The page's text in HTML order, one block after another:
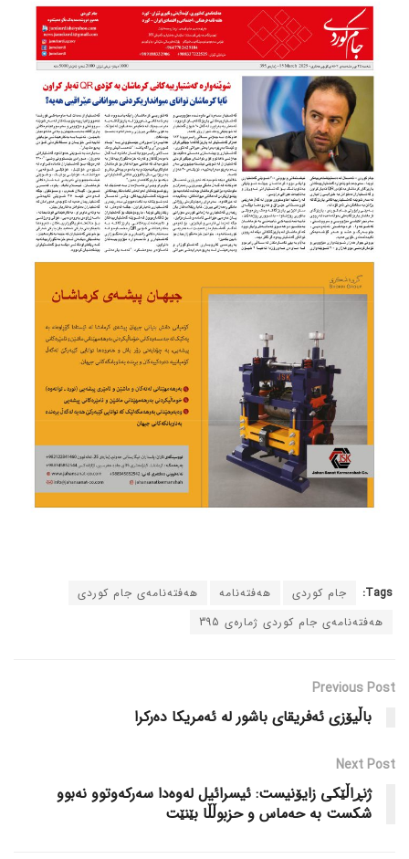
Tags: جام کوردی هەفتەنامه
هەفتەنامەی جام کوردی
هەفتەنامەی جام کوردی ژمارەی 395
Previous Post
باڵیۆزی ئەفریقای باشور لە ئەمریکا دەرکرا
Next Post
ژنڕاڵێکی زایۆنیست: ئیسرائیل لەوەدا سەرکەوتوو نەبوو
شکست بە حەماس و حزبوڵڵا بێنێت